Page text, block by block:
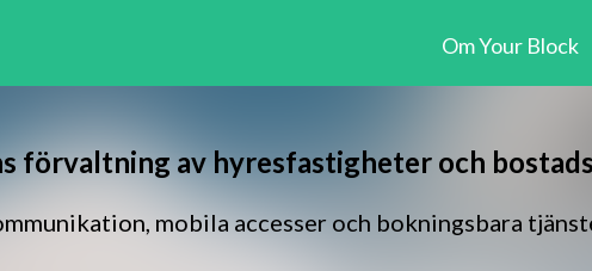
Om Your Block
förvaltning av hyresfastigheter och
mobila accesser och bokningsbara